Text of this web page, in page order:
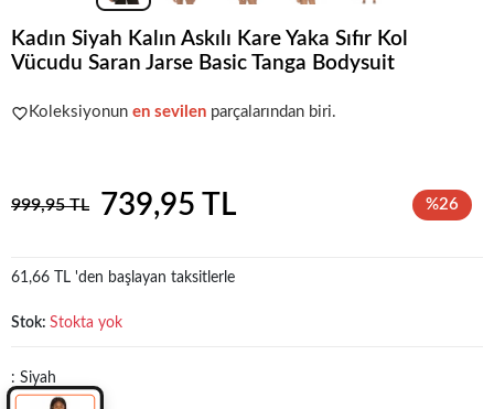
Kadın Siyah Kalın Askılı Kare Yaka Sıfır Kol
Vücudu Saran Jarse Basic Tanga Bodysuit
Popüler seçim!Gardırobunuz için harika bir tercih.
Koleksiyonun en sevilen parçalarından biri.
999,95 TL 739,95 TL %26
61,66 TL 'den başlayan taksitlerle
Stok: Stokta yok
: Siyah